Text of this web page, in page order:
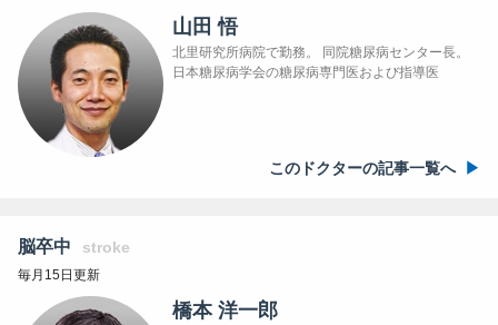
山田 悟
北里研究所病院で勤務。 同院糖尿病センター長。
日本糖尿病学会の糖尿病専門医および指導医
このドクターの記事一覧へ
脳卒中 stroke
毎月15日更新
橋本 洋一郎